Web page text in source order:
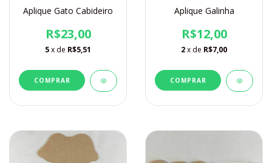
Aplique Gato Cabideiro
R$23,00
5x de R$5,51
Aplique Galinha
R$12,00
2x de R$7,00